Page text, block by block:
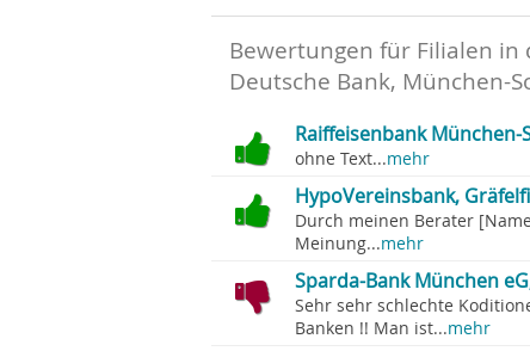
Bewertungen für Filialen in
Deutsche Bank, München-
Raiffeisenbank
ohne Text...mehr
HypoVereinsbank,
Durch meinen Berater
Meinung...mehr
Sparda-Bank München
Sehr sehr schlechte
Banken !! Man ist...mehr